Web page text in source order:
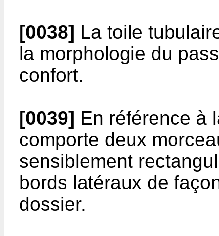
[0038] La toile
la morphologie du
confort.
[0039] En référence à
comporte deux
sensiblement
bords latéraux de
dossier.